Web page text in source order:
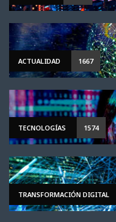
ACTUALIDAD 1667
TECNOLOGÍAS 1574
TRANSFORMACIÓN DIGITAL